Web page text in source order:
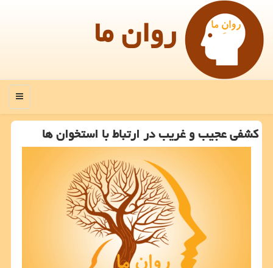
روان ما
منو
كشفی عجیب و غریب در ارتباط با استخوان ها